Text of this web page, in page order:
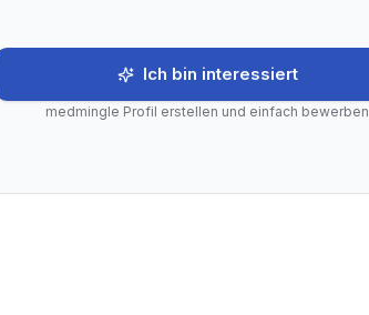
Ich bin interessiert
medmingle Profil erstellen und einfach bewerben